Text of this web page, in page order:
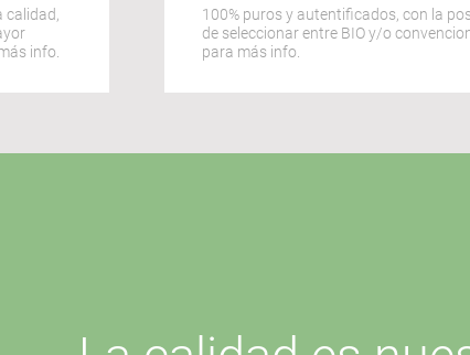
info.
100% puros y autentificados, con la
de seleccionar entre BIO y/o
para más info.